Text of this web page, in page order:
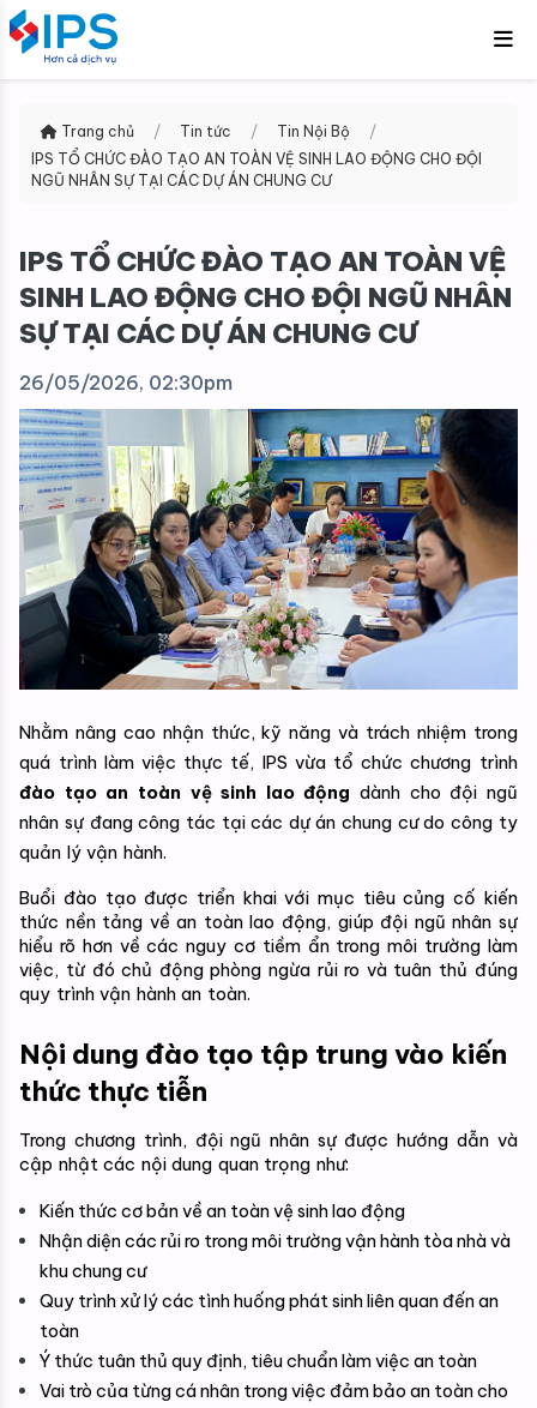
Trang chủ / Tin tức / Tin Nội Bộ
/
IPS TỔ CHỨC ĐÀO TẠO AN TOÀN VỆ SINH LAO ĐỘNG CHO ĐỘI
NGŨ NHÂN SỰ TẠI CÁC DỰ ÁN CHUNG CƯ
IPS TỔ CHỨC ĐÀO TẠO AN TOÀN VỆ
SINH LAO ĐỘNG CHO ĐỘI NGŨ NHÂN
SỰ TẠI CÁC DỰ ÁN CHUNG CƯ
26/05/2026, 02:30pm
Nhằm nâng cao nhận thức, kỹ năng và trách nhiệm trong
quá trình làm việc thực tế, IPS vừa tổ chức chương trình
đào tạo an toàn vệ sinh lao động dành cho đội ngũ
nhân sự đang công tác tại các dự án chung cư do công ty
quản lý vận hành.
Buổi đào tạo được triển khai với mục tiêu củng cố kiến
thức nền tảng về an toàn lao động, giúp đội ngũ nhân sự
hiểu rõ hơn về các nguy cơ tiềm ẩn trong môi trường làm
việc, từ đó chủ động phòng ngừa rủi ro và tuân thủ đúng
quy trình vận hành an toàn.
Nội dung đào tạo tập trung vào kiến
thức thực tiễn
Trong chương trình, đội ngũ nhân sự được hướng dẫn và
cập nhật các nội dung quan trọng như:
Kiến thức cơ bản về an toàn vệ sinh lao động
Nhận diện các rủi ro trong môi trường vận hành tòa nhà và
khu chung cư
Quy trình xử lý các tình huống phát sinh liên quan đến an
toàn
Ý thức tuân thủ quy định, tiêu chuẩn làm việc an toàn
Vai trò của từng cá nhân trong việc đảm bảo an toàn cho